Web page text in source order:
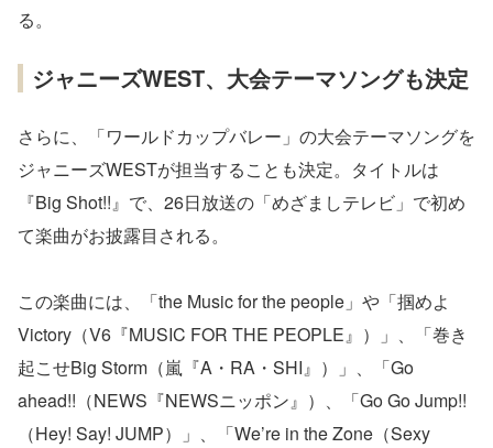
る。
ジャニーズWEST、大会テーマソングも決定
さらに、「ワールドカップバレー」の大会テーマソングを
ジャニーズWESTが担当することも決定。タイトルは
『Big Shot!!』で、26日放送の「めざましテレビ」で初め
て楽曲がお披露目される。
この楽曲には、「the Music for the people」や「掴めよ
Victory（V6『MUSIC FOR THE PEOPLE』）」、「巻き
起こせBig Storm（嵐『A・RA・SHI』）」、「Go
ahead!!（NEWS『NEWSニッポン』）、「Go Go Jump!!
（Hey! Say! JUMP）」、「We’re in the Zone（Sexy